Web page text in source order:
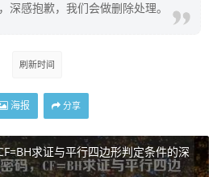
感抱歉，我们会做删除处理。
刷新时间
海报 分享
求证与平行四边形判定条件的深